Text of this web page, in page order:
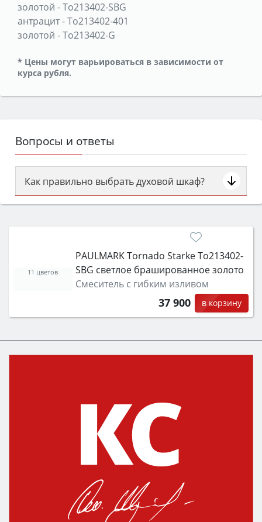
золотой -To213402-SBG
антрацит-To213402-401
золотой -To213402-G
* Цены могут варьироваться в зависимости от
курса рубля.
Вопросы и ответы
Как правильно выбрать духовой шкаф?
Сначала определитесь с типом (газовый или
затем смотрите на объём 50–70 л для семьи,
функции (конвекция, гриль, самоочистка,
защита от детей).
PAULMARK Tornado Starke To213402-
SBG светлое брашированное золото
Смеситель с гибким изливом
37 900 в корзину
11 цветов